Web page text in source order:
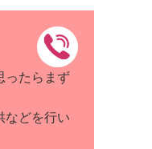
ったらまず
などを行い